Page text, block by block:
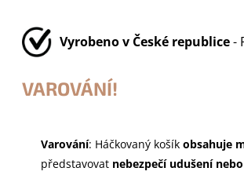
Vyrobeno v České republice-
VAROVÁNÍ!
Varování: Háčkovaný košík obsahuje
představovat nebezpečí udušení